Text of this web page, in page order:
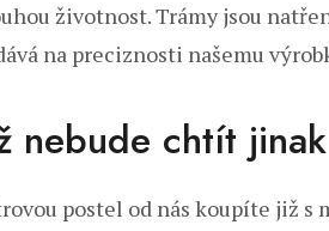
životnost. Trámy jsou
na preciznosti našemu
nebude chtít jinak
postel od nás koupíte již s